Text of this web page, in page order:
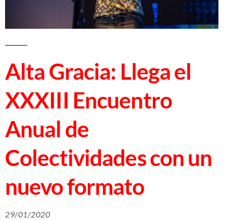
Alta Gracia: Llega el
XXXIII Encuentro
Anual de
Colectividades con un
nuevo formato
29/01/2020